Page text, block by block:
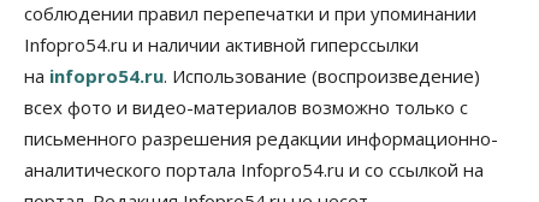
Треть автовладельцев в Новосибирской области
«поставили машины на прикол»
07 Августа 2026, 13:00
Власть
Школы, библиотеки, пешеходные тротуары:
депутаты Госдумы контролируют работы на
социальных объектах
соблюдении правил перепечатки и при упоминании
Infopro54.ru и наличии активной гиперссылки
на infopro54.ru. Использование (воспроизведение)
всех фото и видео-материалов возможно только с
письменного разрешения редакции информационно-
аналитического портала Infopro54.ru и со ссылкой на